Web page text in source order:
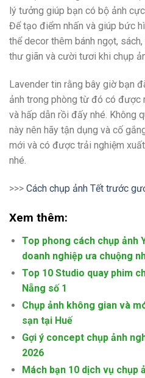
lý tưởng giúp bạn có bộ ảnh
Để tạo điểm nhấn và giúp bức
thể decor thêm bánh ngọt,
thư giãn và cười tươi khi chụp
Lavender tin rằng bây giờ bạn
ảnh trong phòng từ đó có được
và hấp dẫn rồi đấy nhé. Không
này nên hãy tận dụng và cố
mới và có được trải nghiệm
nhé.
>>> Cách chụp ảnh Tết trước
Xem thêm:
Top phong cách chụp ảnh
doanh nghiệp ưa chuộng
Top 10 Studio quay phim
Nẵng số 1
Chụp ảnh không gian và
sạn tại Huế
Gợi ý concept chụp ảnh
2026
Mách bạn 10 dịch vụ chụp